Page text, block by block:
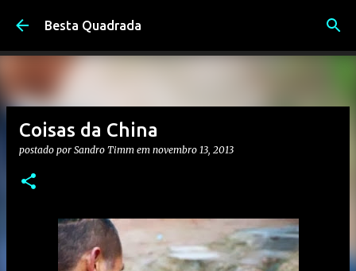
Pular para o conteúdo principal
Besta Quadrada
Coisas da China
postado por Sandro Timm em novembro 13, 2013